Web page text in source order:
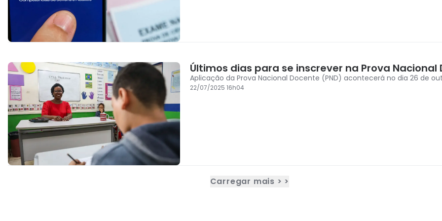
Últimos dias para se inscrever na Prova Nacional
Aplicação da Prova Nacional Docente (PND) acontecerá no dia 26 de
22/07/2025 16h04
Carregar mais > >